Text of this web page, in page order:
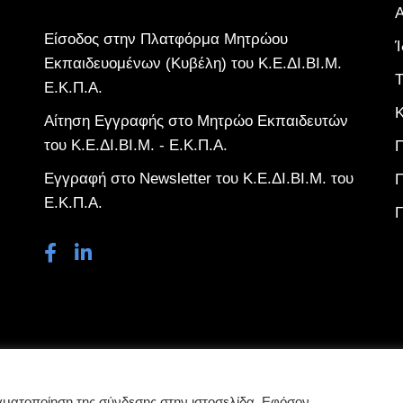
Είσοδος στην Πλατφόρμα Μητρώου
Εκπαιδευομένων (Κυβέλη) του Κ.Ε.ΔΙ.ΒΙ.Μ.
Ε.Κ.Π.Α.
Αίτηση Εγγραφής στο Μητρώο Εκπαιδευτών
του Κ.Ε.ΔΙ.ΒΙ.Μ. - Ε.Κ.Π.Α.
Εγγραφή στο Newsletter του Κ.Ε.ΔΙ.ΒΙ.Μ. του
Ε.Κ.Π.Α.